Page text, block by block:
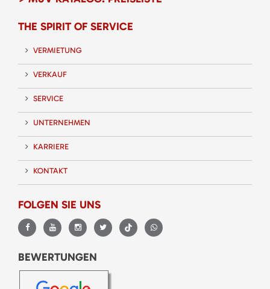
THE SPIRIT OF SERVICE
VERMIETUNG
VERKAUF
SERVICE
UNTERNEHMEN
KARRIERE
KONTAKT
FOLGEN SIE UNS
BEWERTUNGEN